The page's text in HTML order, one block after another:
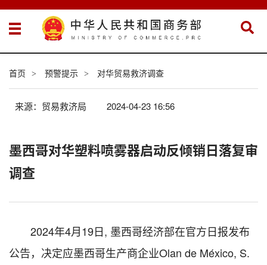
首页 > 预警提示 > 对华贸易救济调查
来源：贸易救济局 2024-04-23 16:56
墨西哥对华塑料喷雾器启动反倾销日落复审
调查
2024年4月19日, 墨西哥经济部在官方日报发布
公告，决定应墨西哥生产商企业Olan de México, S.